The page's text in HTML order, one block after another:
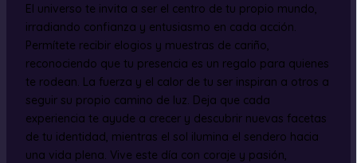
El universo te invita a ser el centro de tu propio mundo,
irradiando confianza y entusiasmo en cada acción.
Permítete recibir elogios y muestras de cariño,
reconociendo que tu presencia es un regalo para quienes
te rodean. La fuerza y el calor de tu ser inspiran a otros a
seguir su propio camino de luz. Deja que cada
experiencia te ayude a crecer y descubrir nuevas facetas
de tu identidad, mientras el sol ilumina el sendero hacia
una vida plena. Vive este día con coraje y pasión,